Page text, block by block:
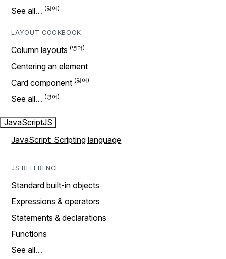
See all…
LAYOUT COOKBOOK
Column layouts
Centering an element
Card component
See all…
JavaScriptJS
JavaScript: Scripting language
JS REFERENCE
Standard built-in objects
Expressions & operators
Statements & declarations
Functions
See all…